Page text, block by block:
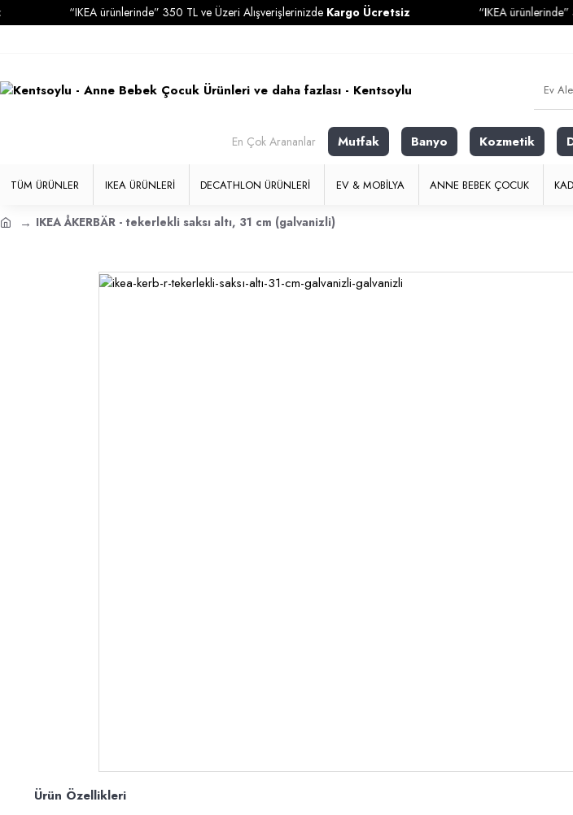
“IKEA ürünlerinde” 350 TL ve Üzeri AlışverişlerinizdeKargo Ücretsiz “IKEA ürünlerinde” 350
En Çok Arananlar Mutfak Banyo Kozmetik
TÜM ÜRÜNLER IKEA ÜRÜNLERI DECATHLON ÜRÜNLERI EV & MOBILYA ANNE BEBEK ÇOCUK
IKEA ÅKERBÄR - tekerlekli saksı altı, 31 cm (galvanizli)
Ürün Özellikleri